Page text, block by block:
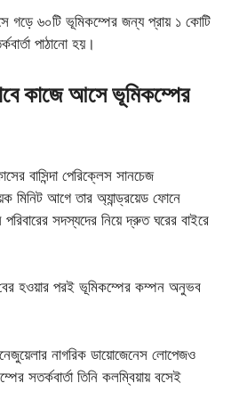
গড়ে ৬০টি ভূমিকম্পের জন্য প্রায় ১ কোটি
পাঠানো হয়।
কাজে আসে ভূমিকম্পের
বাসিন্দা পেরিক্লেস সানচেজ
মিনিট আগে তার অ্যান্ড্রয়েড ফোনে
সদস্যদের নিয়ে দ্রুত ঘরের বাইরে
হওয়ার পরই ভূমিকম্পের কম্পন অনুভব
নাগরিক ডায়োজেনেস লোপেজও
সতর্কবার্তা তিনি কলম্বিয়ায় বসেই